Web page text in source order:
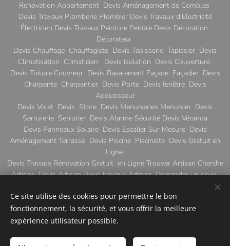
Renovation Appartement Devis Aménagement de Combles
Devis Travaux Plomberie Plombier Devis Travaux d'Electricité
Électricien Devis Travaux Peinture Peintre Devis Décoration
Décorateur
Devis Chauffage Chauffagiste Devis Tapisserie Tapissier Devis
Climatisation Climaticien Devis Isolation Devis Couverture
Devis Toiture Couvreur Devis Ravalement Façade Façadier Devis
Charpente Charpentier Devis Porte Devis fenêtre Devis
Adoucisseur
Devis Volet Devis Store Devis Menuiseries Menuisier Devis
Serrurerie Serrurier Devis Alarme Sécurité Devis Véranda
Devis Panneaux Solaire Devis Escalier Sur Mesure Devis
Aménagement Terrasse Devis Piscine Pisciniste Devis Gratuit en
Ligne
Devis Travaux Rénovation Gratuit en Ligne Trouver Artisan Cherche
Artisan Devis Artisan Devis travaux Artisan Demander un devis
© Copyright Gencontact 2008 - 2026| Tous droits réservés
sommes-nous ?
Mentions légales
confidentialité
ContactUn service Gencontact
Ce site utilise des cookies pour permettre le bon
fonctionnement, la sécurité, et vous offrir la meilleure
expérience utilisateur possible.